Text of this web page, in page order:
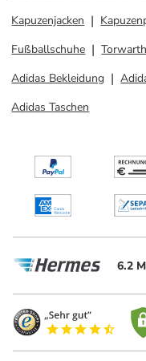
Kapuzenjacken
Fußballschuhe
Adidas Bekleidung
Adidas Taschen
6.2